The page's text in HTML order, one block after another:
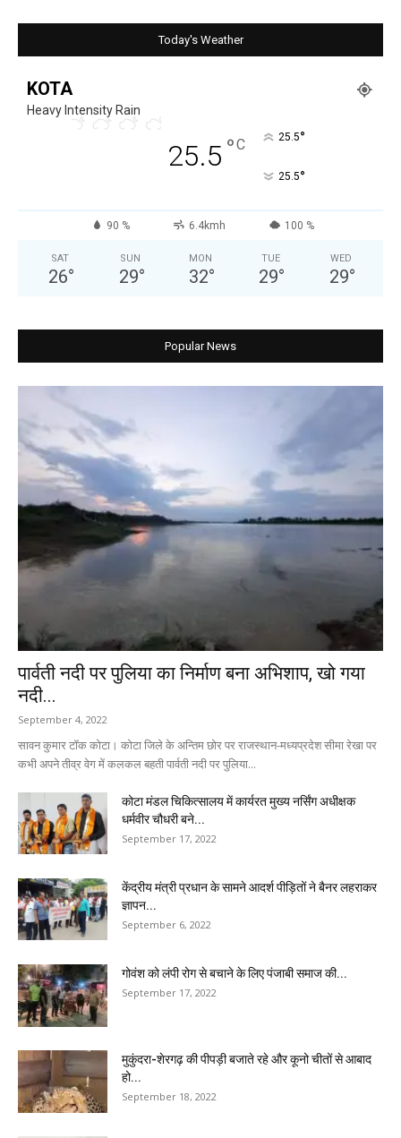
Today's Weather
KOTA
Heavy Intensity Rain
25.5 °C 25.5°
25.5°
90 % 6.4kmh 100 %
SAT
26°
SUN
29°
MON
32°
TUE
29°
WED
29°
Popular News
पार्वती नदी पर पुलिया का निर्माण बना अभिशाप, खो गया
नदी...
September 4, 2022
सावन कुमार टॉक कोटा। कोटा जिले के अन्तिम छोर पर राजस्थान-मध्यप्रदेश सीमा रेखा पर
कभी अपने तीव्र वेग में कलकल बहती पार्वती नदी पर पुलिया...
कोटा मंडल चिकित्सालय में कार्यरत मुख्य नर्सिंग अधीक्षक
धर्मवीर चौधरी बने...
September 17, 2022
केंद्रीय मंत्री प्रधान के सामने आदर्श पीड़ितों ने बैनर लहराकर
ज्ञापन...
September 6, 2022
गोवंश को लंपी रोग से बचाने के लिए पंजाबी समाज की...
September 17, 2022
मुकुंदरा-शेरगढ़ की पीपड़ी बजाते रहे और कूनो चीतों से आबाद
हो...
September 18, 2022